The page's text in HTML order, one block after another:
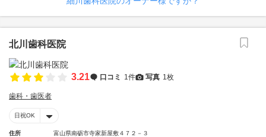
北川歯科医院
3.21 口コミ 1件 写真 1枚
歯科・歯医者
日祝OK
住所
富山県南砺市寺家新屋敷４７２－３